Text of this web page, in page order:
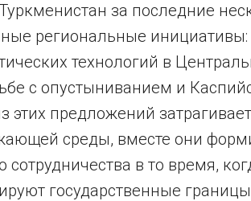
за последние
региональные инициативы:
технологий в
с опустыниванием и
этих предложений
среды, вместе они
сотрудничества в то время,
государственные